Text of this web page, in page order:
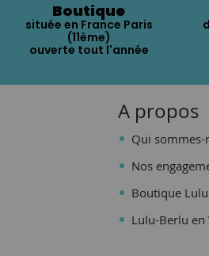
Boutique
située en France Paris
(11ème)
ouverte tout l'année
A propos
Qui sommes-
Nos
Boutique
Lulu-Berlu en